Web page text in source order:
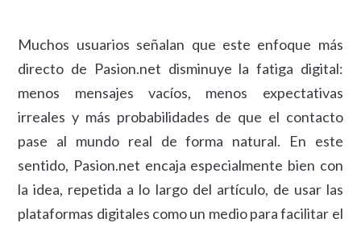
Muchos usuarios señalan que este enfoque más
directo de Pasion.net disminuye la fatiga digital:
menos mensajes vacíos, menos expectativas
irreales y más probabilidades de que el contacto
pase al mundo real de forma natural. En este
sentido, Pasion.net encaja especialmente bien con
la idea, repetida a lo largo del artículo, de usar las
plataformas digitales como un medio para facilitar el